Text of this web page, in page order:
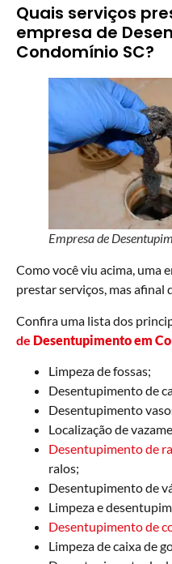
Quais serviços
empresa de
Condomínio SC?
Empresa de
Como você viu acima, uma
prestar serviços, mas afinal
Confira uma lista dos
de Desentupimento em
Limpeza de fossas;
Desentupimento de
Desentupimento
Localização de
Desentupimento de
ralos;
Desentupimento de
Limpeza e
Desentupimento de
Limpeza de caixa de